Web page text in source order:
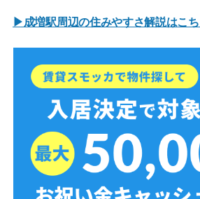
▶成増駅周辺の住みやすさ解説はこ